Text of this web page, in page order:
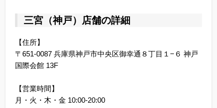
三宮（神戸）店舗の詳細
【住所】
〒651-0087 兵庫県神戸市中央区御幸通８丁目１−６ 神戸
国際会館 13F
【営業時間】
月・火・木・金 10:00-20:00